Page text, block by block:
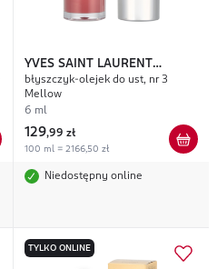
YVES SAINT LAURENT
Loveshine Plumping
błyszczyk-olejek do ust, nr 3
Mellow
6 ml
129,99 zł
100 ml = 2166,50 zł
Niedostępny online
TYLKO ONLINE